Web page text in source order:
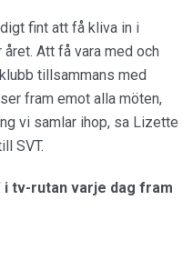
fint att få kliva in i
Att få vara med och
tillsammans med
fram emot alla möten,
vi samlar ihop, sa Lizette
SVT.
i tv-rutan varje dag fram